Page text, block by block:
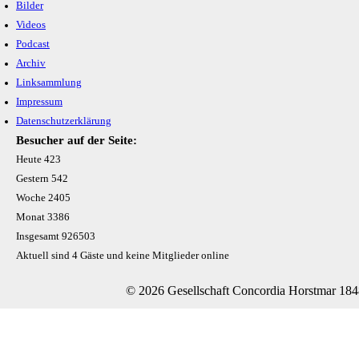
Bilder
Videos
Podcast
Archiv
Linksammlung
Impressum
Datenschutzerklärung
Besucher auf der Seite:
Heute 423
Gestern 542
Woche 2405
Monat 3386
Insgesamt 926503
Aktuell sind 4 Gäste und keine Mitglieder online
© 2026 Gesellschaft Concordia Horstmar